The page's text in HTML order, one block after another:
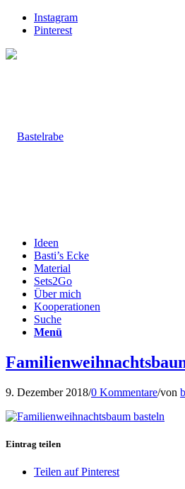
Instagram
Pinterest
Ideen
Basti’s Ecke
Material
Sets2Go
Über mich
Kooperationen
Suche
Menü
9. Dezember 2018/0 Kommentare/von
Eintrag teilen
Teilen auf Pinterest